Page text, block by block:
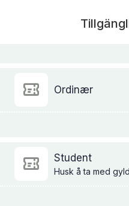
Ordinær
Student
Husk å ta med